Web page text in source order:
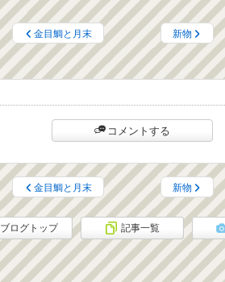
金目鯛と月末 新物
コメントする
金目鯛と月末 新物
ブログトップ 記事一覧